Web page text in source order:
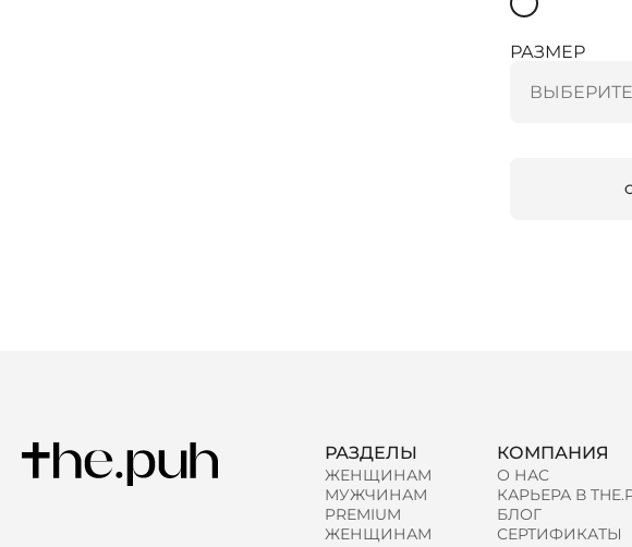
РАЗМЕР
РАЗДЕЛЫ
ЖЕНЩИНАМ
МУЖЧИНАМ
PREMIUM
ЖЕНЩИНАМ
КОМПАНИЯ
О НАС
КАРЬЕРА В
БЛОГ
СЕРТИФИКАТЫ